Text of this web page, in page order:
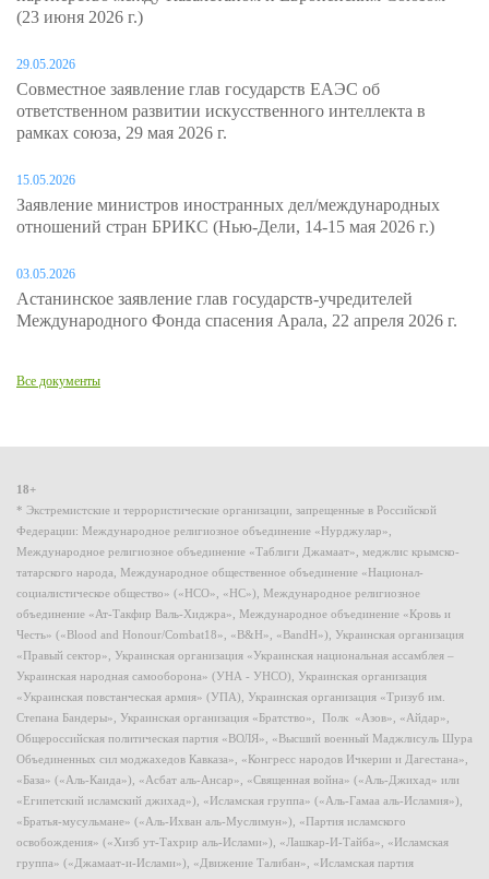
(23 июня 2026 г.)
29.05.2026
Совместное заявление глав государств ЕАЭС об
ответственном развитии искусственного интеллекта в
рамках союза, 29 мая 2026 г.
15.05.2026
Заявление министров иностранных дел/международных
отношений стран БРИКС (Нью-Дели, 14-15 мая 2026 г.)
03.05.2026
Астанинское заявление глав государств-учредителей
Международного Фонда спасения Арала, 22 апреля 2026 г.
Все документы
18+
* Экстремистские и террористические организации, запрещенные в Российской
Федерации: Международное религиозное объединение «Нурджулар»,
Международное религиозное объединение «Таблиги Джамаат», меджлис крымско-
татарского народа, Международное общественное объединение «Национал-
социалистическое общество» («НСО», «НС»), Международное религиозное
объединение «Ат-Такфир Валь-Хиджра», Международное объединение «Кровь и
Честь» («Blood and Honour/Combat18», «B&H», «BandH»), Украинская организация
«Правый сектор», Украинская организация «Украинская национальная ассамблея –
Украинская народная самооборона» (УНА - УНСО), Украинская организация
«Украинская повстанческая армия» (УПА), Украинская организация «Тризуб им.
Степана Бандеры», Украинская организация «Братство», Полк «Азов», «Айдар»,
Общероссийская политическая партия «ВОЛЯ», «Высший военный Маджлисуль Шура
Объединенных сил моджахедов Кавказа», «Конгресс народов Ичкерии и Дагестана»,
«База» («Аль-Каида»), «Асбат аль-Ансар», «Священная война» («Аль-Джихад» или
«Египетский исламский джихад»), «Исламская группа» («Аль-Гамаа аль-Исламия»),
«Братья-мусульмане» («Аль-Ихван аль-Муслимун»), «Партия исламского
освобождения» («Хизб ут-Тахрир аль-Ислами»), «Лашкар-И-Тайба», «Исламская
группа» («Джамаат-и-Ислами»), «Движение Талибан», «Исламская партия